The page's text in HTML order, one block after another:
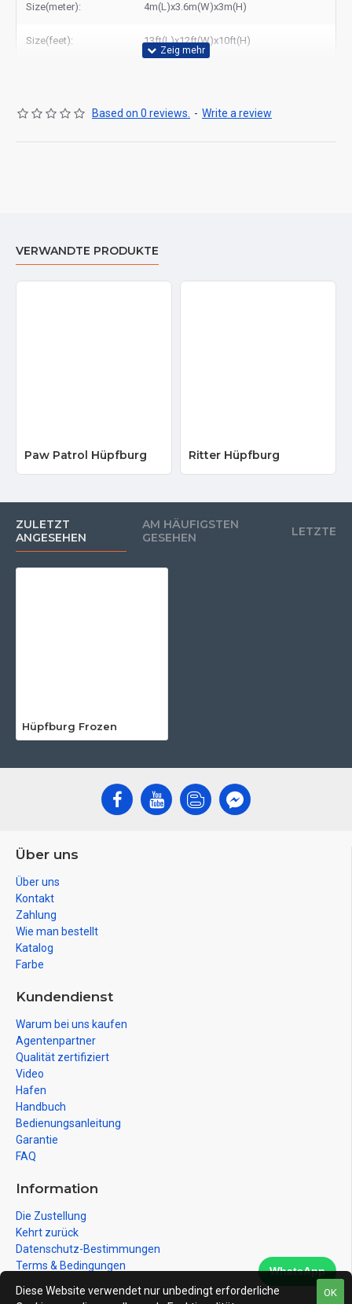
Size(meter): 4m(L)x3.6m(W)x3m(H)
Size(feet): 13ft(L)x12ft(W)x10ft(H)
Based on 0 reviews. - Write a review
VERWANDTE PRODUKTE
Paw Patrol Hüpfburg Ritter Hüpfburg
ZULETZT
ANGESEHEN
AM HÄUFIGSTEN
GESEHEN
LETZTE
Hüpfburg Frozen
Über uns
Über uns
Kontakt
Zahlung
Wie man bestellt
Katalog
Farbe
Kundendienst
Warum bei uns kaufen
Agentenpartner
Qualität zertifiziert
Video
Hafen
Handbuch
Bedienungsanleitung
Garantie
FAQ
Information
Die Zustellung
Kehrt zurück
Datenschutz-Bestimmungen
Terms & Bedingungen
OK
Diese Website verwendet nur unbedingt erforderliche
WhatsApp